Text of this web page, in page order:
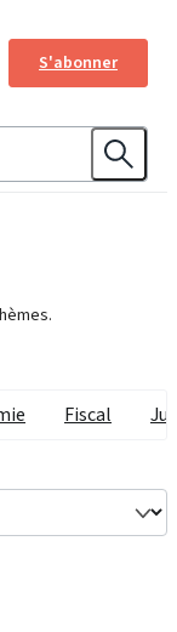
S'abonner
Fiscal